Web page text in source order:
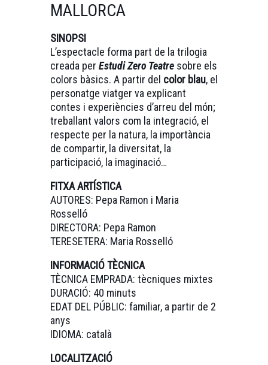
MALLORCA
SINOPSI
L’espectacle forma part de la trilogia
creada per Estudi Zero Teatre sobre els
colors bàsics. A partir del color blau, el
personatge viatger va explicant
contes i experiències d’arreu del món;
treballant valors com la integració, el
respecte per la natura, la importància
de compartir, la diversitat, la
participació, la imaginació…
FITXA ARTÍSTICA
AUTORES: Pepa Ramon i Maria
Rosselló
DIRECTORA: Pepa Ramon
TERESETERA: Maria Rosselló
INFORMACIÓ TÈCNICA
TÈCNICA EMPRADA: tècniques mixtes
DURACIÓ: 40 minuts
EDAT DEL PÚBLIC: familiar, a partir de 2
anys
IDIOMA: català
LOCALITZACIÓ